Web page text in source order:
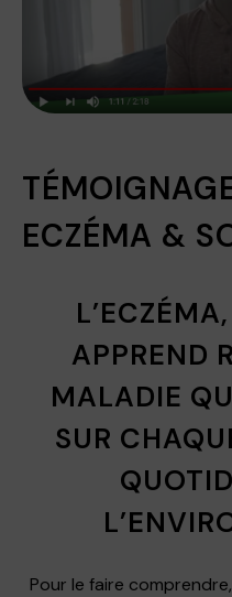
ECZÉMA &
APPREND
MALADIE
SUR
Pour le faire comprendre,